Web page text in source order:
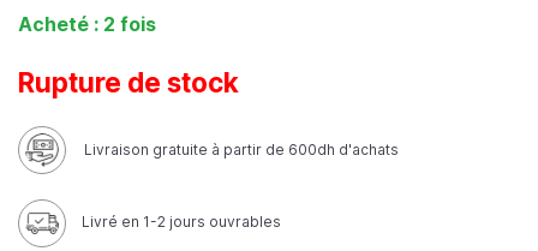
Acheté : 2 fois
Rupture de stock
Livraison gratuite à partir de 600dh d'achats
Livré en 1-2 jours ouvrables